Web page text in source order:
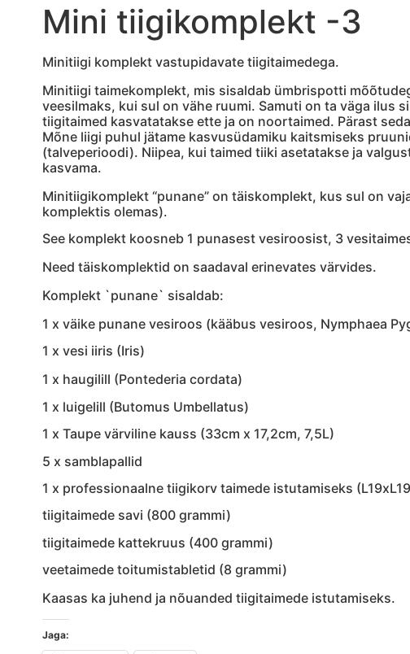
Mini tiigikomplekt -3
Minitiigi komplekt vastupidavate tiigitaimedega.
Minitiigi taimekomplekt, mis sisaldab ümbrispotti
veesilmaks, kui sul on vähe ruumi. Samuti on ta väga ilus
tiigitaimed kasvatatakse ette ja on noortaimed. Pärast
Mõne liigi puhul jätame kasvusüdamiku kaitsmiseks
(talveperioodi). Niipea, kui taimed tiiki asetatakse ja
kasvama.
Minitiigikomplekt “punane” on täiskomplekt, kus sul on
komplektis olemas).
See komplekt koosneb 1 punasest vesiroosist, 3
Need täiskomplektid on saadaval erinevates värvides.
Komplekt `punane` sisaldab:
1 x väike punane vesiroos (kääbus vesiroos, Nymphaea
1 x vesi iiris (Iris)
1 x haugilill (Pontederia cordata)
1 x luigelill (Butomus Umbellatus)
1 x Taupe värviline kauss (33cm x 17,2cm, 7,5L)
5 x samblapallid
1 x professionaalne tiigikorv taimede istutamiseks
tiigitaimede savi (800 grammi)
tiigitaimede kattekruus (400 grammi)
veetaimede toitumistabletid (8 grammi)
Kaasas ka juhend ja nõuanded tiigitaimede istutamiseks.
Jaga: